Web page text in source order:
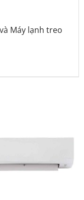
và Máy lạnh treo